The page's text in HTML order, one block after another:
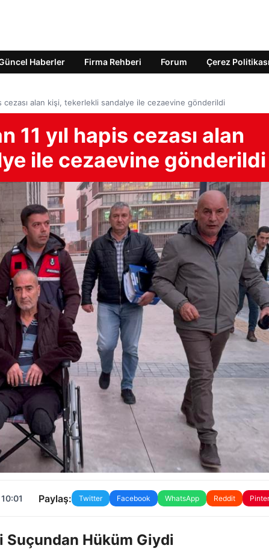
Haberler Firma Rehberi Forum Çerez Politikası
cezası alan kişi, tekerlekli sandalye ile cezaevine gönderildi
yıl hapis cezası alan
ile cezaevine gönderildi
Paylaş: Twitter Facebook WhatsApp Reddit
Suçundan Hüküm Giydi